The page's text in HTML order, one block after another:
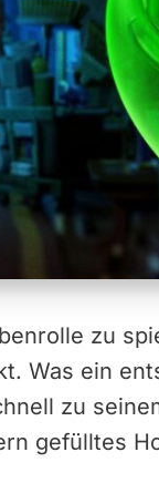
zu
Was ein
zu
gefülltes